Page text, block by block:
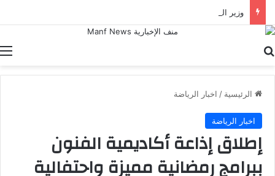
الرئيسية / اخبار الرياضة
اخبار الرياضة
إطلاق إذاعة أكاديمية الفنون
ببرامج رمضانية مميزة واحتفالية